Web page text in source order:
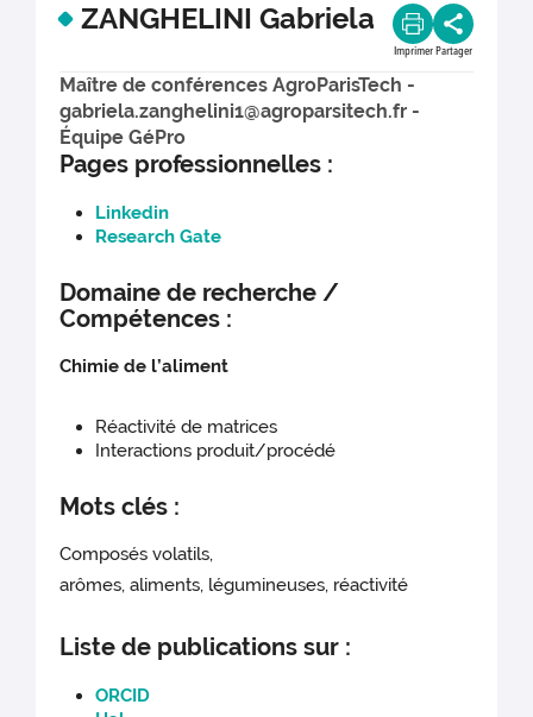
ZANGHELINI Gabriela
Imprimer Partager
Maître de conférences AgroParisTech -
gabriela.zanghelini1@agroparsitech.fr -
Équipe GéPro
Pages professionnelles :
Linkedin
Research Gate
Domaine de recherche /
Compétences :
Chimie de l’aliment
Réactivité de matrices
Interactions produit/procédé
Mots clés :
Composés volatils,
arômes, aliments, légumineuses, réactivité
Liste de publications sur :
ORCID